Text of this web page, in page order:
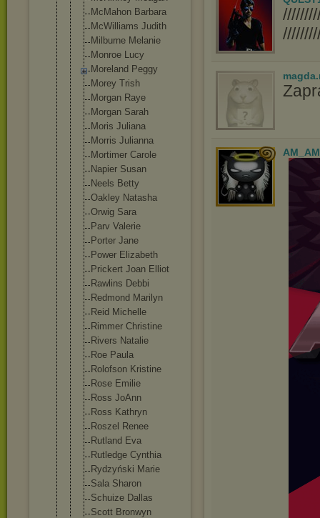
McMahon Barbara
McWilliams Judith
Milburne Melanie
Monroe Lucy
Moreland Peggy
Morey Trish
Morgan Raye
Morgan Sarah
Moris Juliana
Morris Julianna
Mortimer Carole
Napier Susan
Neels Betty
Oakley Natasha
Orwig Sara
Parv Valerie
Porter Jane
Power Elizabeth
Prickert Joan Elliot
Rawlins Debbi
Redmond Marilyn
Reid Michelle
Rimmer Christine
Rivers Natalie
Roe Paula
Rolofson Kristine
Rose Emilie
Ross JoAnn
Ross Kathryn
Roszel Renee
Rutland Eva
Rutledge Cynthia
Rydzyński Marie
Sala Sharon
Schuize Dallas
Scott Bronwyn
AM_AM